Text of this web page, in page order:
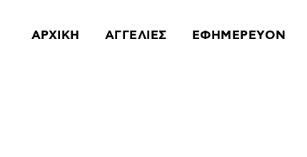
ΑΡΧΙΚΗ ΑΓΓΕΛΙΕΣ ΕΦΗΜΕΡΕΥΟΝ